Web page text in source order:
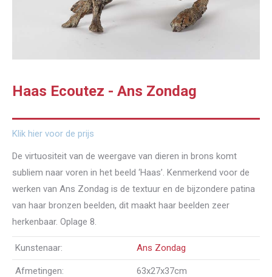
Haas Ecoutez - Ans Zondag
Klik hier voor de prijs
De virtuositeit van de weergave van dieren in brons komt
subliem naar voren in het beeld ‘Haas’. Kenmerkend voor de
werken van Ans Zondag is de textuur en de bijzondere patina
van haar bronzen beelden, dit maakt haar beelden zeer
herkenbaar. Oplage 8.
Kunstenaar: Ans Zondag
Afmetingen: 63x27x37cm